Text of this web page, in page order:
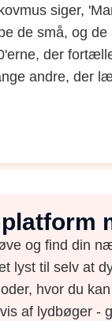
siger,
de små, og
der
andre, der
og find din
lyst til selv at
hvor du
af lydbøger -